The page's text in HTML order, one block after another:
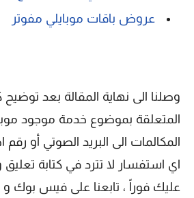
عروض باقات موبايلي مفوتر
وصلنا الى نهاية المقالة بعد
المتعلقة بموضوع خدمة موجود
المكالمات الى البريد الصوتي أو رقم
اي استفسار لا تترد في كتابة تعليق
عليك فوراً ، تابعنا على فيس بوك و